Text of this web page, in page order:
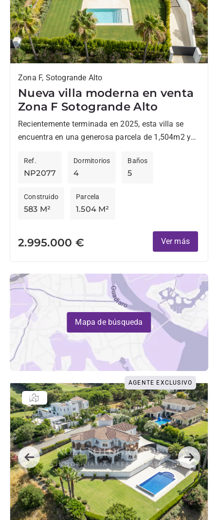
Zona F, Sotogrande Alto
Nueva villa moderna en venta
Zona F Sotogrande Alto
Recientemente terminada en 2025, esta villa se
encuentra en una generosa parcela de 1,504m2 y
523m2 dentro, más 60m2...
NP2077
Ref.
4
Dormitorios
5
Baños
583 M²
Construido
1.504 M²
Parcela
2.995.000 € Ver más
Mapa de búsqueda
Previous Next
AGENTE EXCLUSIVO